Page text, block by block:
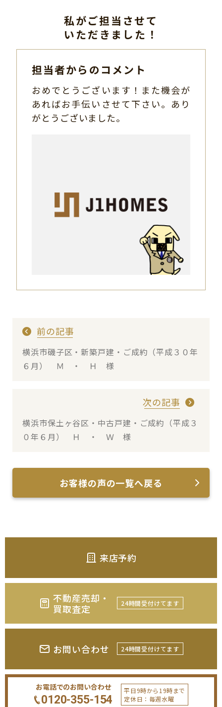
私がご担当させて
いただきました！
担当者からのコメント
おめでとうございます！また機会が
あればお手伝いさせて下さい。あり
がとうございました。
前の記事
横浜市磯子区・新築戸建・ご成約（平成３０年
６月） Ｍ ・ Ｈ 様
次の記事
横浜市保土ヶ谷区・中古戸建・ご成約（平成３
０年６月） Ｈ ・ Ｗ 様
お客様の声の一覧へ戻る
来店予約
不動産売却・
買取査定
24時間受付けてます
お問い合わせ 24時間受付けてます
お電話でのお問い合わせ
0120-355-154
平日9時から19時まで
定休日：毎週水曜